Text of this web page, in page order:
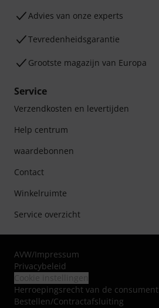
Advies van onze experts
Tevredenheidsgarantie
Grootste magazijn van Europa
Service
Verzendkosten en levertijden
Help centrum
waardebonnen
Contact
Winkelruimte
Service overzicht
AVW/Impressum
Privacybeleid
Herroepingsrecht van de consument
Bestellen/Contractafsluiting